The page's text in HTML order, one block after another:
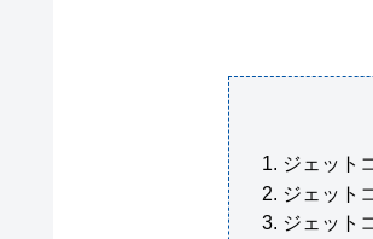
ジェット
ジェット
ジェット